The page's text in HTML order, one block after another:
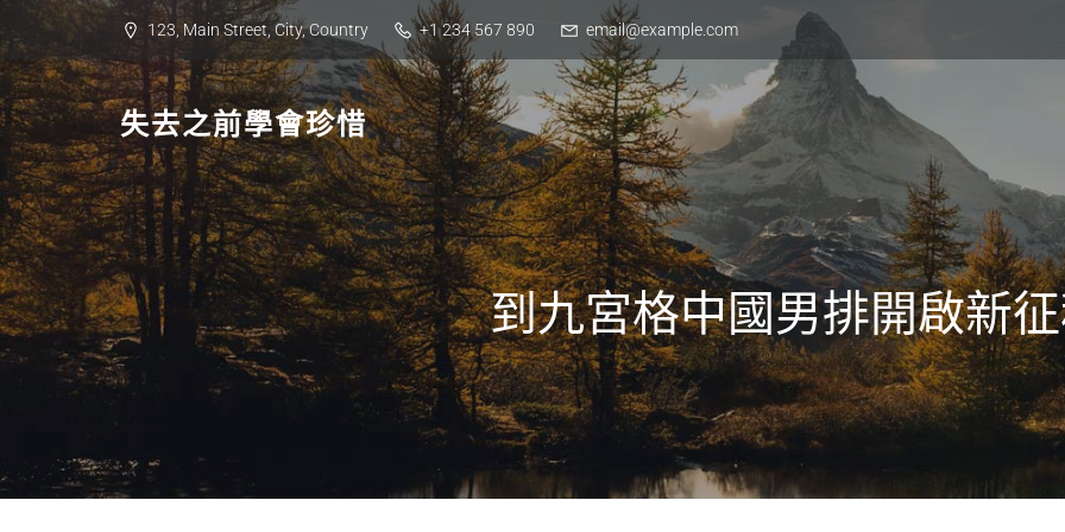
content
123, Main Street, City, Country +1 234 567 890 email@example.com
失去之前學會珍惜
到九宮格中國男排開啟新